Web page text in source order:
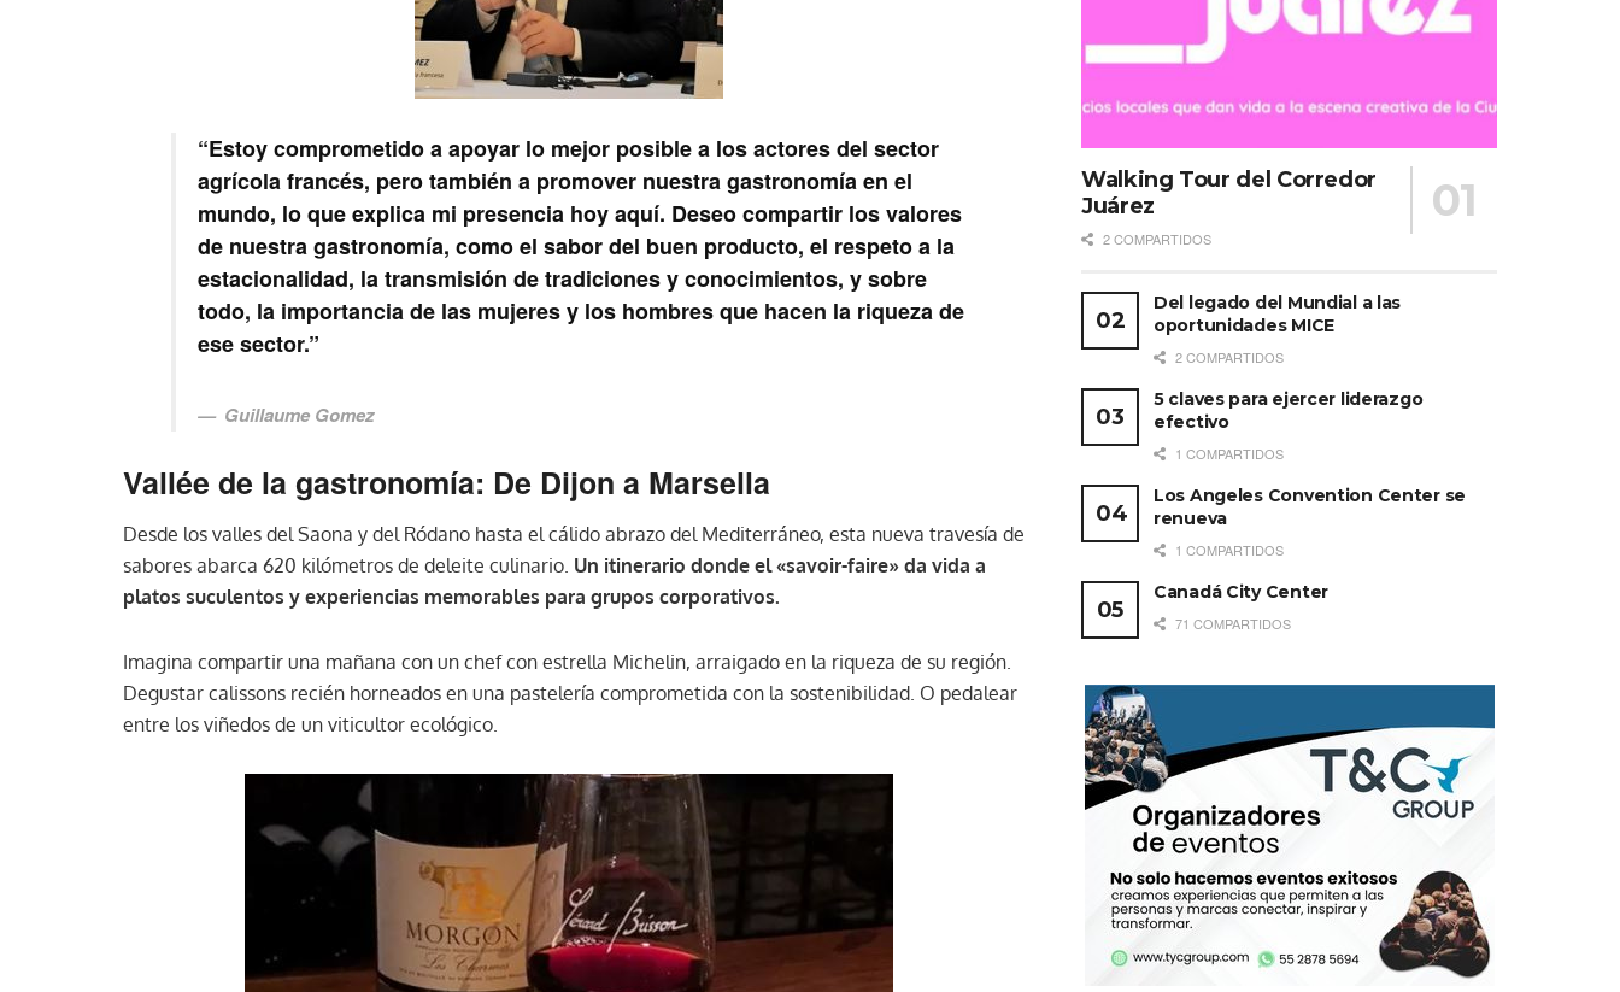
“Estoy comprometido a apoyar lo mejor posible a los actores del sector
agrícola francés, pero también a promover nuestra gastronomía en el
mundo, lo que explica mi presencia hoy aquí. Deseo compartir los valores
de nuestra gastronomía, como el sabor del buen producto, el respeto a la
estacionalidad, la transmisión de tradiciones y conocimientos, y sobre
todo, la importancia de las mujeres y los hombres que hacen la riqueza de
ese sector.”
Guillaume Gomez
Vallée de la gastronomía: De Dijon a Marsella
Desde los valles del Saona y del Ródano hasta el cálido abrazo del Mediterráneo, esta nueva travesía de
sabores abarca 620 kilómetros de deleite culinario. Un itinerario donde el «savoir-faire» da vida a
platos suculentos y experiencias memorables para grupos corporativos.
Imagina compartir una mañana con un chef con estrella Michelin, arraigado en la riqueza de su región.
Degustar calissons recién horneados en una pastelería comprometida con la sostenibilidad. O pedalear
entre los viñedos de un viticultor ecológico.
Walking Tour del Corredor
Juárez
2 COMPARTIDOS
Del legado del Mundial a las
oportunidades MICE
2 COMPARTIDOS
5 claves para ejercer liderazgo
efectivo
1 COMPARTIDOS
Los Angeles Convention Center se
renueva
1 COMPARTIDOS
Canadá City Center
71 COMPARTIDOS